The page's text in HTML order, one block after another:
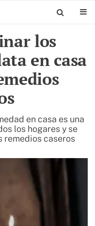
los
en casa
en casa es una
los hogares y se
remedios caseros